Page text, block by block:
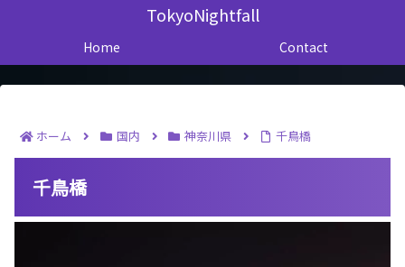
TokyoNightfall
Home Contact
ホーム 国内 神奈川県 千鳥橋
千鳥橋